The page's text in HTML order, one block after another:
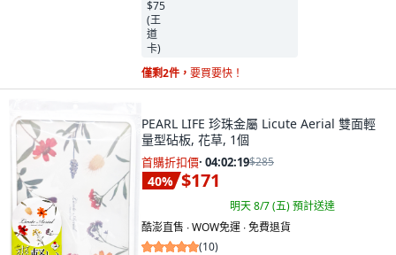
僅剩2件， 要買要快！
PEARL LIFE 珍珠金屬 Licute Aerial 雙面輕
量型砧板, 花草, 1個
首購折扣價· 04:02:18$285
40% $171
明天 8/7 (五)預計送達
酷澎直售 ∙ WOW免運 ∙ 免費退貨
(10)